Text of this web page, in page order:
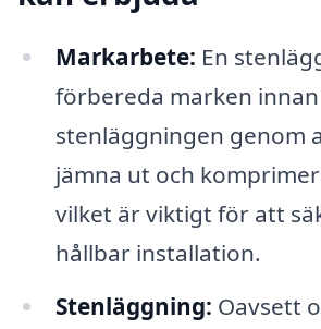
Markarbete: En
förbereda marken innan
stenläggningen genom
jämna ut och
vilket är viktigt för att
hållbar installation.
Stenläggning: Oavsett